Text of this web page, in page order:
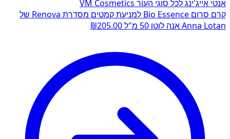
קרם סרום Bio Essence למניעת קמטים מסדרת Renova של
Anna Lotan אנה לוטן 50 מ"ל
₪205.00